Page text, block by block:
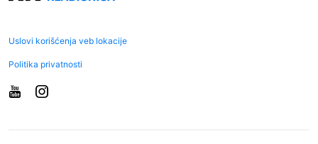
Uslovi korišćenja veb lokacije
Politika privatnosti